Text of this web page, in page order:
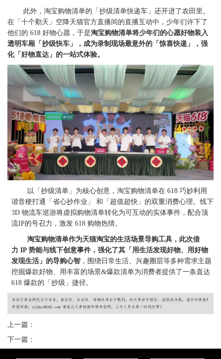
此外，淘宝购物清单的「抄级清单快递车」还开进了农田里。
在「十个勤天」空降天猫官方直播间的直播互动中，少年们许下了
他们的 618 好物心愿，于是淘宝购物清单将少年们的心愿好物装入
透明车厢「抄级快车」，成为录制现场最意外的「惊喜快递」，强
化「好物直达」的一站式体验。
以「抄级清单」为核心创意，淘宝购物清单在 618 巧妙利用
谐音梗打通「省心抄作业」 和「超值超快」的双重消费心理。线下
3D 物流车巡游将虚拟购物清单转化为可互动的实体事件，配合顶
流IP的号召力，激发 618 购物热情。
淘宝购物清单作为天猫淘宝的生活场景导购工具，此次借
力 IP 势能与线下创意事件，强化了其「用生活发现好物、用好物
发现生活」的导购心智 ，围绕日常生活、兴趣圈层等多种需求主题
挖掘爆款好物、用丰富的场景&爆款清单为消费者提供了一条直达
618 爆款的「抄级」捷径。
上一篇：
下一篇：